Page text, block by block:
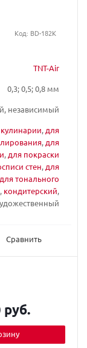
TNT-Air
0,3; 0,5; 0,8 мм
независимый
, для
, для
, для покраски
стен, для
для тонального
, кондитерский,
Сравнить
Код: BD-182K
руб.